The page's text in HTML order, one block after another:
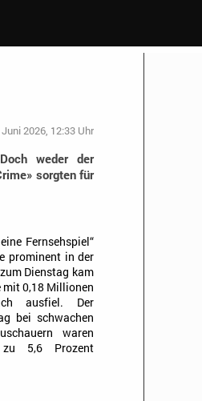
Juni 2026, 12:33 Uhr
weder der
sorgten für
Fernsehspiel“
prominent in der
Dienstag kam
mit 0,18 Millionen
ausfiel. Der
bei schwachen
waren
zu 5,6 Prozent